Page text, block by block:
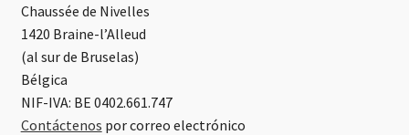
Chaussée de Nivelles
1420 Braine-l’Alleud
(al sur de Bruselas)
Bélgica
NIF-IVA: BE 0402.661.747
Contáctenos por correo electrónico